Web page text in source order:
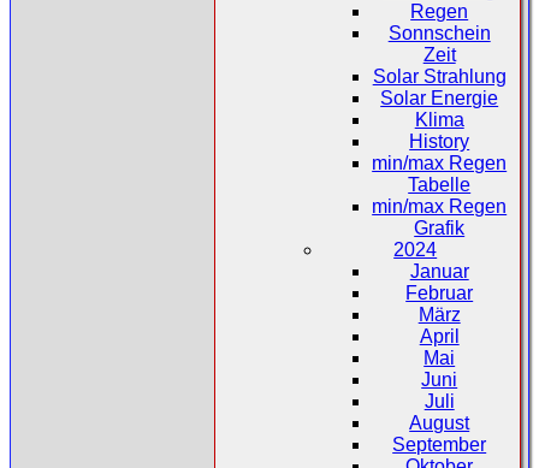
Regen
Sonnschein
Zeit
Solar Strahlung
Solar Energie
Klima
History
min/max Regen
Tabelle
min/max Regen
Grafik
2024
Januar
Februar
März
April
Mai
Juni
Juli
August
September